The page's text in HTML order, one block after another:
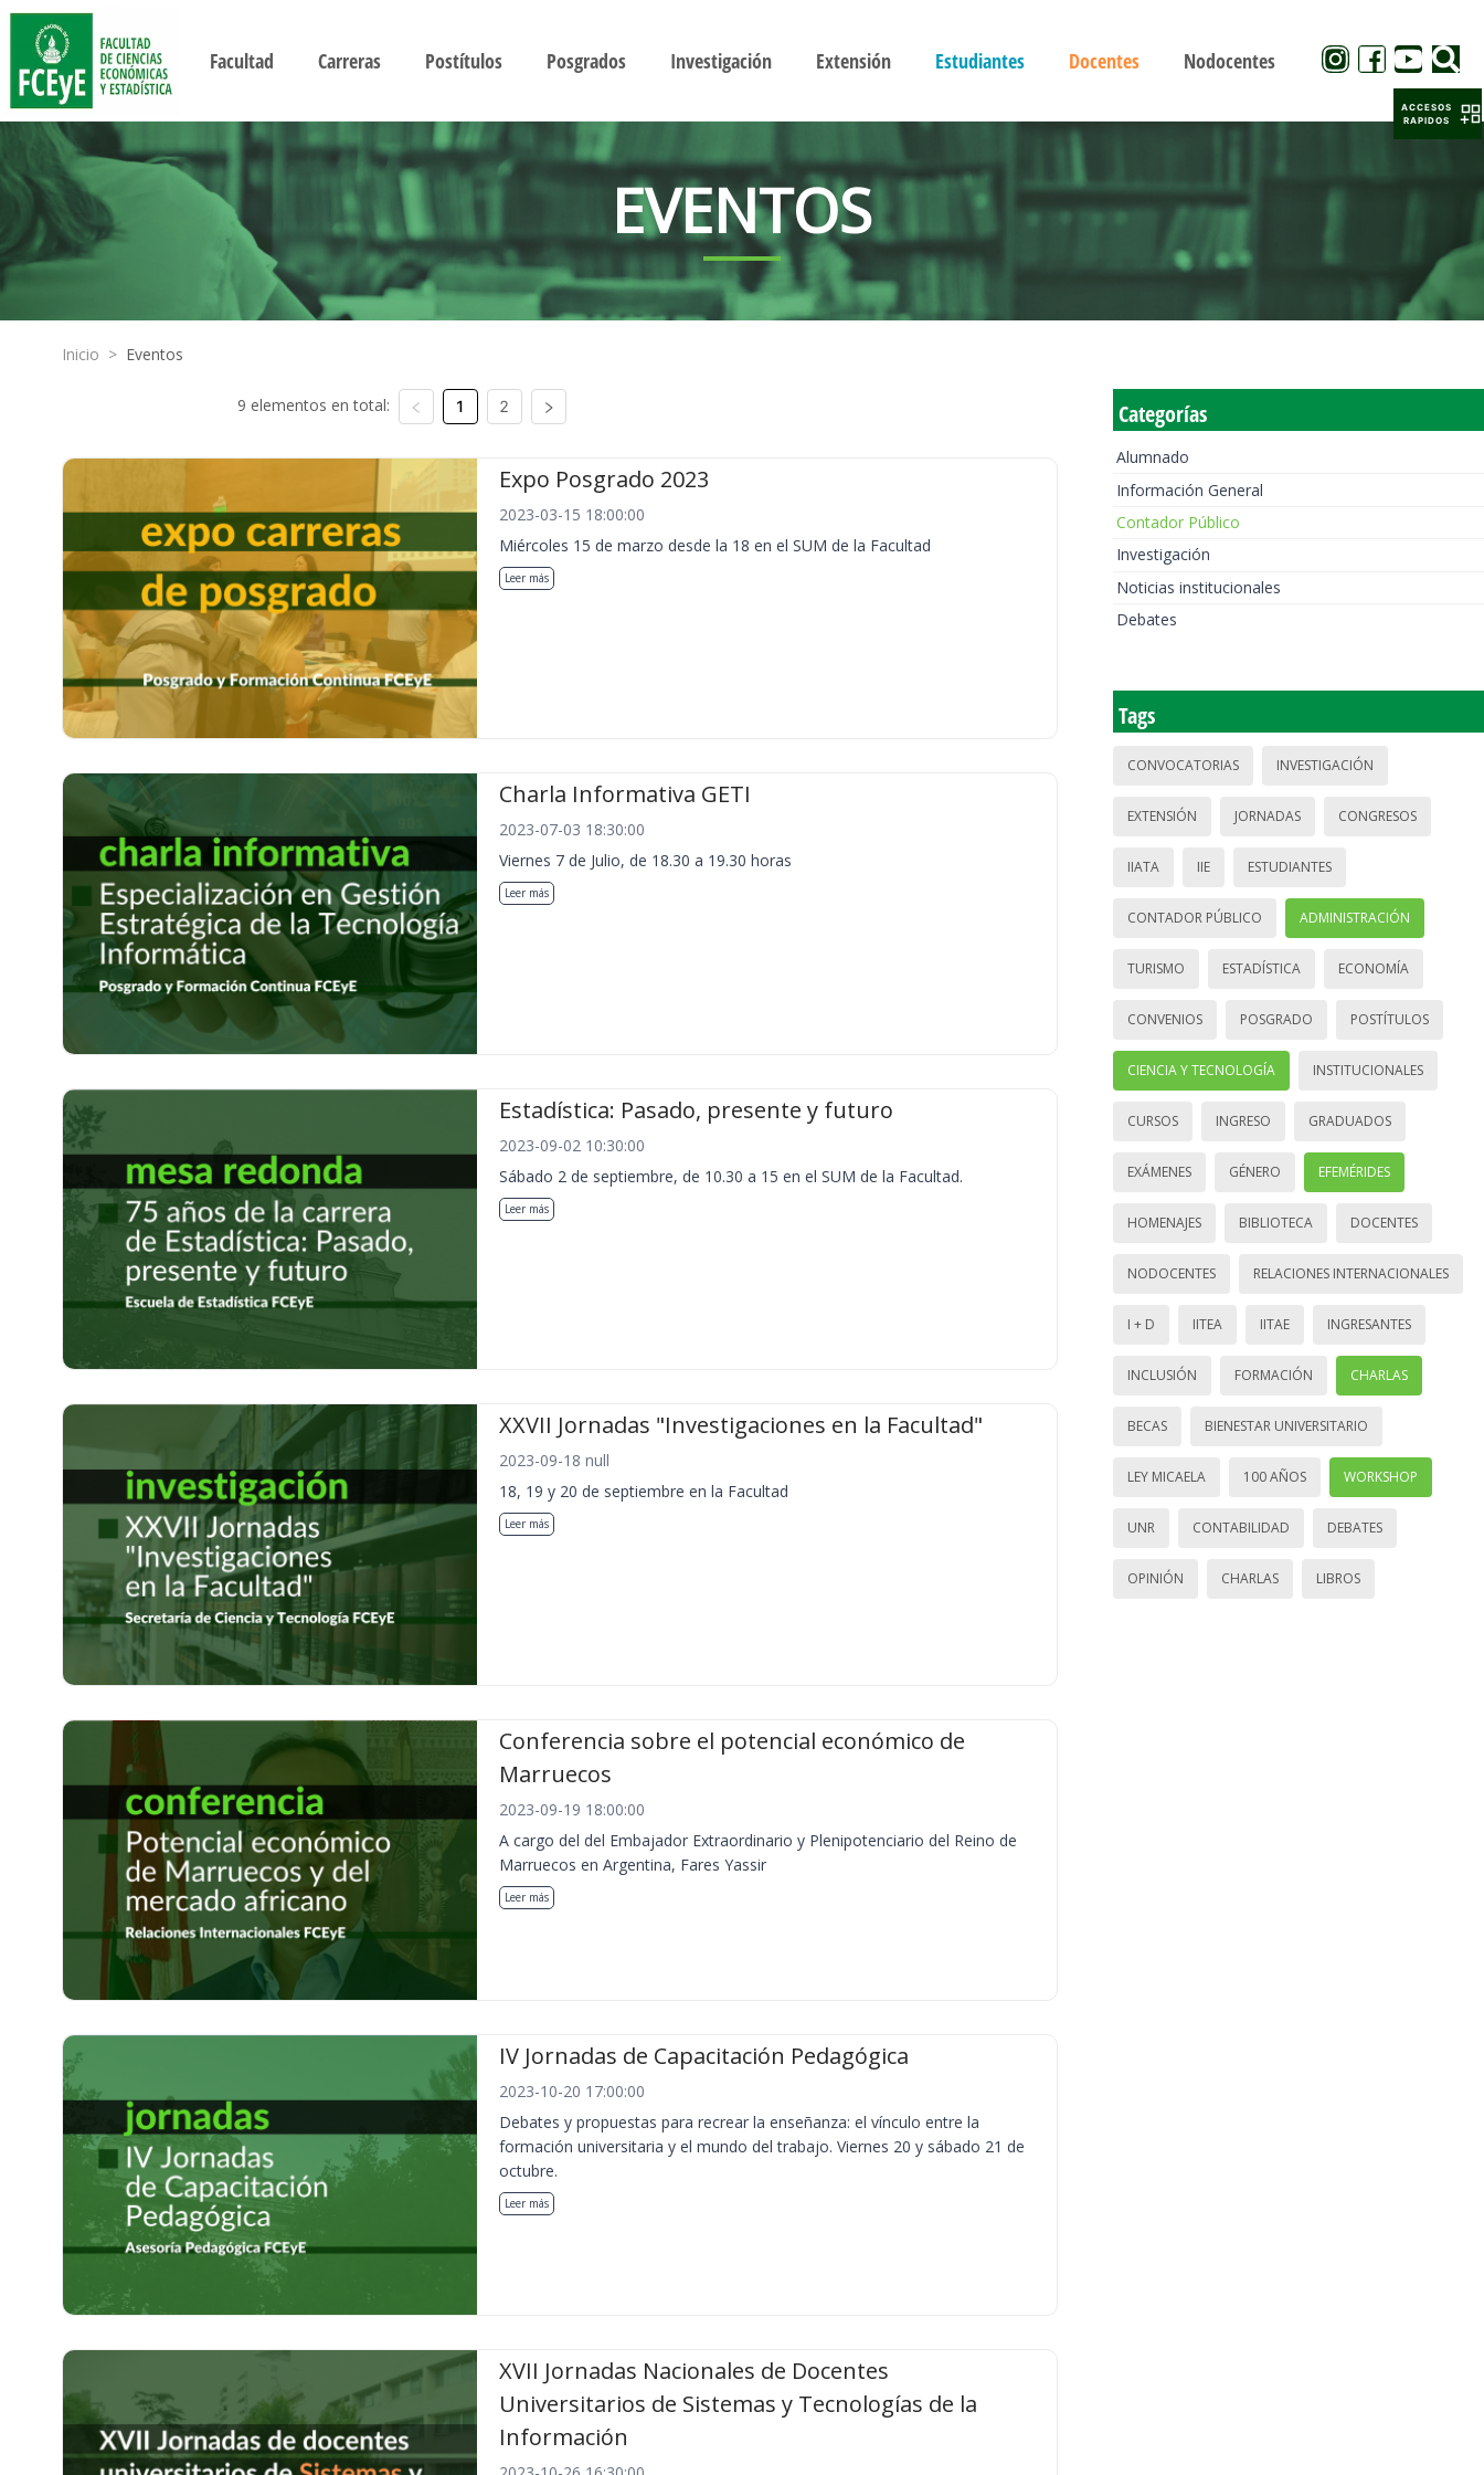
Facultad Carreras Postítulos Posgrados Investigación Extensión Estudiantes Docentes Nodocentes
EVENTOS
Inicio > Eventos
9 elementos en total: 1 2
Expo Posgrado 2023
2023-03-15 18:00:00
Miércoles 15 de marzo desde la 18 en el SUM de la Facultad
Leer más
Charla Informativa GETI
2023-07-03 18:30:00
Viernes 7 de Julio, de 18.30 a 19.30 horas
Leer más
Estadística: Pasado, presente y futuro
2023-09-02 10:30:00
Sábado 2 de septiembre, de 10.30 a 15 en el SUM de la Facultad.
Leer más
XXVII Jornadas "Investigaciones en la Facultad"
2023-09-18 null
18, 19 y 20 de septiembre en la Facultad
Leer más
Conferencia sobre el potencial económico de
Marruecos
2023-09-19 18:00:00
A cargo del del Embajador Extraordinario y Plenipotenciario del Reino de
Marruecos en Argentina, Fares Yassir
Leer más
IV Jornadas de Capacitación Pedagógica
2023-10-20 17:00:00
Debates y propuestas para recrear la enseñanza: el vínculo entre la
formación universitaria y el mundo del trabajo. Viernes 20 y sábado 21 de
octubre.
Leer más
XVII Jornadas Nacionales de Docentes
Universitarios de Sistemas y Tecnologías de la
Información
Categorías
Alumnado
Información General
Contador Público
Investigación
Noticias institucionales
Debates
Tags
CONVOCATORIAS INVESTIGACIÓN
EXTENSIÓN JORNADAS CONGRESOS
IIATA IIE ESTUDIANTES
CONTADOR PÚBLICO ADMINISTRACIÓN
TURISMO ESTADÍSTICA ECONOMÍA
CONVENIOS POSGRADO POSTÍTULOS
CIENCIA Y TECNOLOGÍA INSTITUCIONALES
CURSOS INGRESO GRADUADOS
EXÁMENES GÉNERO EFEMÉRIDES
HOMENAJES BIBLIOTECA DOCENTES
NODOCENTES RELACIONES INTERNACIONALES
I + D IITEA IITAE INGRESANTES
INCLUSIÓN FORMACIÓN CHARLAS
BECAS BIENESTAR UNIVERSITARIO
LEY MICAELA 100 AÑOS WORKSHOP
UNR CONTABILIDAD DEBATES
OPINIÓN CHARLAS LIBROS
ACCESOS
RAPIDOS